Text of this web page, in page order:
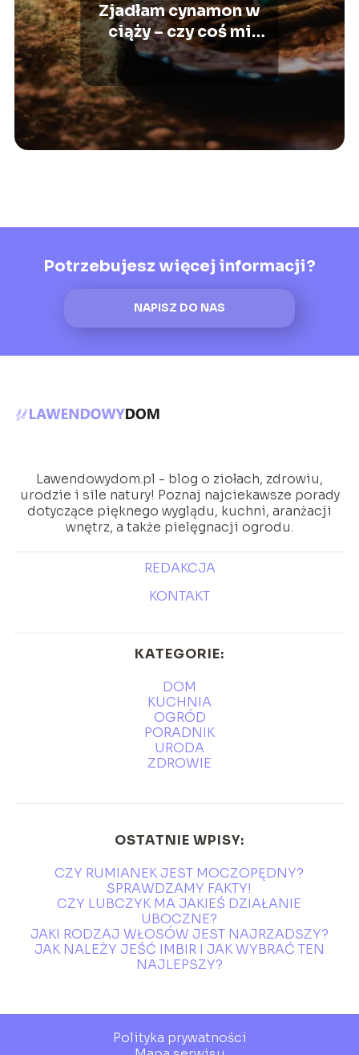
Zjadłam cynamon w
ciąży – czy coś mi
grozi?
Potrzebujesz więcej informacji?
NAPISZ DO NAS
Lawendowydom.pl - blog o ziołach, zdrowiu,
urodzie i sile natury! Poznaj najciekawsze porady
dotyczące pięknego wyglądu, kuchni, aranżacji
wnętrz, a także pielęgnacji ogrodu.
REDAKCJA
KONTAKT
KATEGORIE:
DOM
KUCHNIA
OGRÓD
PORADNIK
URODA
ZDROWIE
OSTATNIE WPISY:
CZY RUMIANEK JEST MOCZOPĘDNY?
SPRAWDZAMY FAKTY!
CZY LUBCZYK MA JAKIEŚ DZIAŁANIE
UBOCZNE?
JAKI RODZAJ WŁOSÓW JEST NAJRZADSZY?
JAK NALEŻY JEŚĆ IMBIR I JAK WYBRAĆ TEN
NAJLEPSZY?
Polityka prywatności